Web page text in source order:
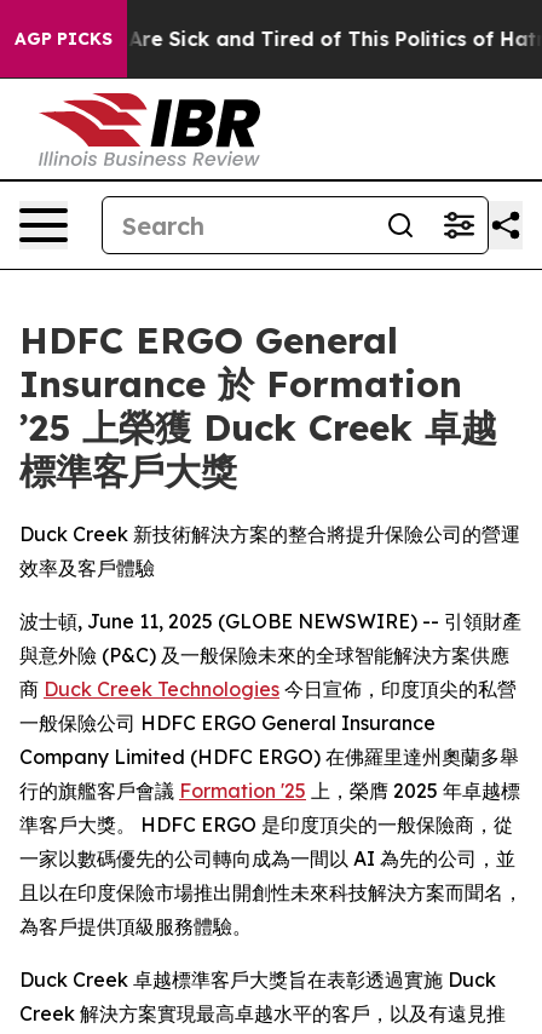
AGP PICKSAre Sick and Tired of This Politics of Hatred”
HDFC ERGO General
Insurance 於 Formation
’25 上榮獲 Duck Creek 卓越
標準客戶大獎
Duck Creek 新技術解決方案的整合將提升保險公司的營運
效率及客戶體驗
波士頓, June 11, 2025 (GLOBE NEWSWIRE) -- 引領財產
與意外險 (P&C) 及一般保險未來的全球智能解決方案供應
商 Duck Creek Technologies 今日宣佈，印度頂尖的私營
一般保險公司 HDFC ERGO General Insurance
Company Limited (HDFC ERGO) 在佛羅里達州奧蘭多舉
行的旗艦客戶會議 Formation '25 上，榮膺 2025 年卓越標
準客戶大獎。 HDFC ERGO 是印度頂尖的一般保險商，從
一家以數碼優先的公司轉向成為一間以 AI 為先的公司，並
且以在印度保險市場推出開創性未來科技解決方案而聞名，
為客戶提供頂級服務體驗。
Duck Creek 卓越標準客戶大獎旨在表彰透過實施 Duck
Creek 解決方案實現最高卓越水平的客戶，以及有遠見推